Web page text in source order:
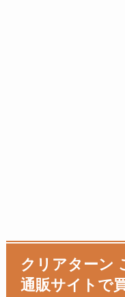
クリアターン
通販サイトで